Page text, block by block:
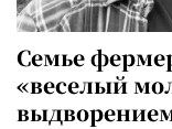
Семье
«веселый